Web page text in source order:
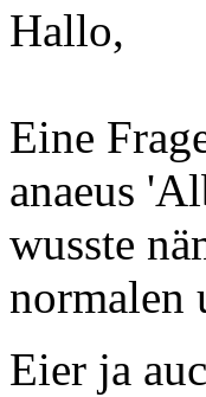
Hallo,
Eine
anaeus
wusste
normalen
Eier ja